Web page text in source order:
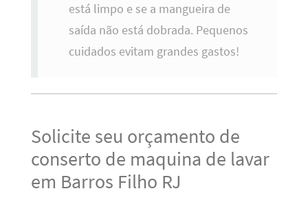
está limpo e se a mangueira de
saída não está dobrada. Pequenos
cuidados evitam grandes gastos!
Solicite seu orçamento de
conserto de maquina de lavar
em Barros Filho RJ